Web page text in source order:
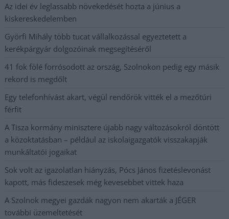
Az idei év leglassabb növekedését hozta a június a
kiskereskedelemben
Györfi Mihály több tucat vállalkozással egyeztetett a
kerékpárgyár dolgozóinak megsegítéséről
41 fok fölé forrósodott az ország, Szolnokon pedig egy másik
rekord is megdőlt
Egy telefonhívást akart, végül rendőrök vitték el a mezőtúri
férfit
A Tisza kormány minisztere újabb nagy változásokról döntött
a közoktatásban – például az iskolaigazgatók visszakapják
munkáltatói jogaikat
Sok volt az igazolatlan hiányzás, Pócs János fizetéslevonást
kapott, más fideszesek még kevesebbet vittek haza
A Szolnok megyei gazdák nagyon nem akarták a JÉGER
további üzemeltetését